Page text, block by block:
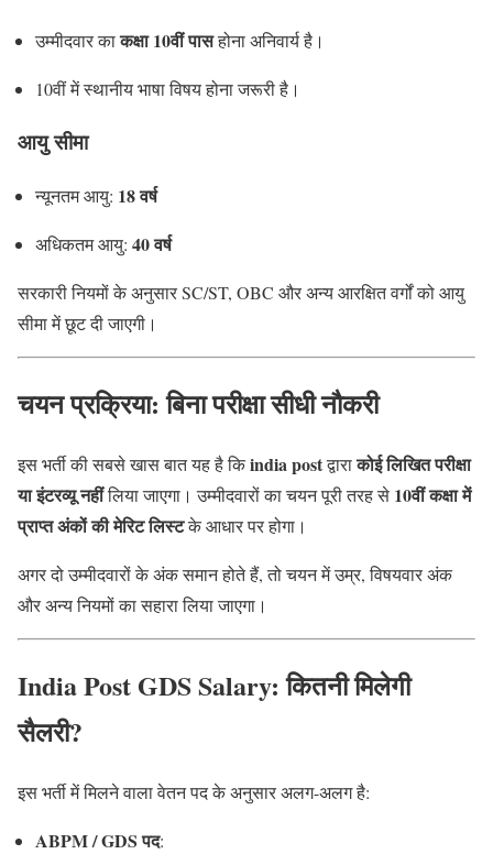
उम्मीदवार काकक्षा 10वीं पासहोना अनिवार्य है।
10वीं में स्थानीय भाषा विषय होना जरूरी है।
आयु सीमा
न्यूनतम आयु: 18 वर्ष
अधिकतम आयु: 40 वर्ष
सरकारी नियमों के अनुसार SC/ST, OBC और अन्य आरक्षित वर्गों को आयु
सीमा में छूट दी जाएगी।
चयन प्रक्रिया: बिना परीक्षा सीधी नौकरी
इस भर्ती की सबसे खास बात यह है किindia postद्वाराकोई लिखित परीक्षा
या इंटरव्यू नहींलिया जाएगा। उम्मीदवारों का चयन पूरी तरह से 10वीं कक्षा में
प्राप्त अंकों की मेरिट लिस्टके आधार पर होगा।
अगर दो उम्मीदवारों के अंक समान होते हैं, तो चयन में उम्र, विषयवार अंक
और अन्य नियमों का सहारा लिया जाएगा।
India Post GDS Salary: कितनी मिलेगी
सैलरी?
इस भर्ती में मिलने वाला वेतन पद के अनुसार अलग-अलग है:
ABPM / GDS पद: